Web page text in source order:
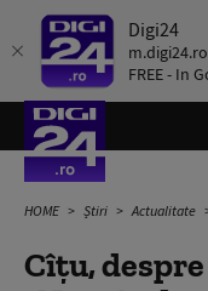
Digi24
m.digi24.ro
FREE - In
HOME Știri Actualitate
Cîțu,